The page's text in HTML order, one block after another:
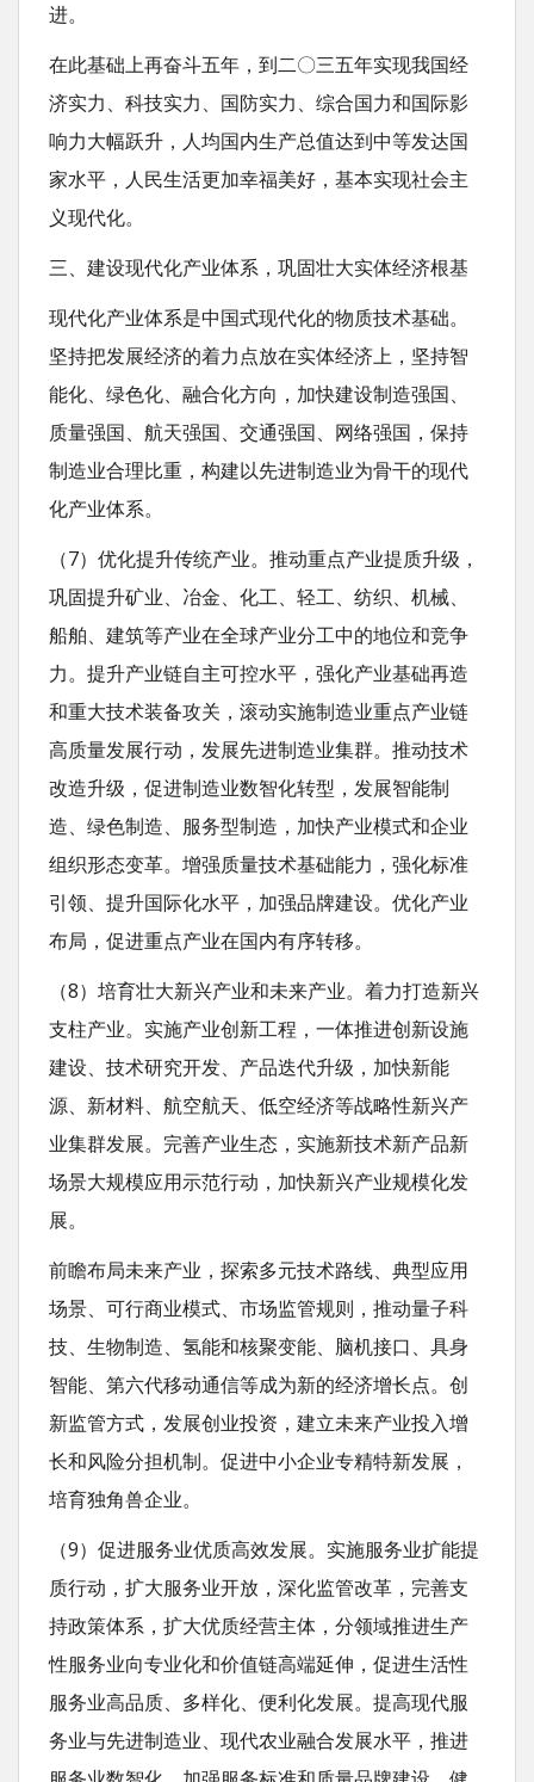
进。
在此基础上再奋斗五年，到二〇三五年实现我国经
济实力、科技实力、国防实力、综合国力和国际影
响力大幅跃升，人均国内生产总值达到中等发达国
家水平，人民生活更加幸福美好，基本实现社会主
义现代化。
三、建设现代化产业体系，巩固壮大实体经济根基
现代化产业体系是中国式现代化的物质技术基础。
坚持把发展经济的着力点放在实体经济上，坚持智
能化、绿色化、融合化方向，加快建设制造强国、
质量强国、航天强国、交通强国、网络强国，保持
制造业合理比重，构建以先进制造业为骨干的现代
化产业体系。
（7）优化提升传统产业。推动重点产业提质升级，
巩固提升矿业、冶金、化工、轻工、纺织、机械、
船舶、建筑等产业在全球产业分工中的地位和竞争
力。提升产业链自主可控水平，强化产业基础再造
和重大技术装备攻关，滚动实施制造业重点产业链
高质量发展行动，发展先进制造业集群。推动技术
改造升级，促进制造业数智化转型，发展智能制
造、绿色制造、服务型制造，加快产业模式和企业
组织形态变革。增强质量技术基础能力，强化标准
引领、提升国际化水平，加强品牌建设。优化产业
布局，促进重点产业在国内有序转移。
（8）培育壮大新兴产业和未来产业。着力打造新兴
支柱产业。实施产业创新工程，一体推进创新设施
建设、技术研究开发、产品迭代升级，加快新能
源、新材料、航空航天、低空经济等战略性新兴产
业集群发展。完善产业生态，实施新技术新产品新
场景大规模应用示范行动，加快新兴产业规模化发
展。
前瞻布局未来产业，探索多元技术路线、典型应用
场景、可行商业模式、市场监管规则，推动量子科
技、生物制造、氢能和核聚变能、脑机接口、具身
智能、第六代移动通信等成为新的经济增长点。创
新监管方式，发展创业投资，建立未来产业投入增
长和风险分担机制。促进中小企业专精特新发展，
培育独角兽企业。
（9）促进服务业优质高效发展。实施服务业扩能提
质行动，扩大服务业开放，深化监管改革，完善支
持政策体系，扩大优质经营主体，分领域推进生产
性服务业向专业化和价值链高端延伸，促进生活性
服务业高品质、多样化、便利化发展。提高现代服
务业与先进制造业、现代农业融合发展水平，推进